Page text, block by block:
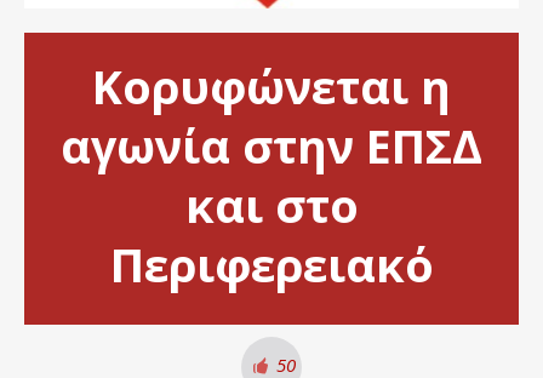
Κορυφώνεται η
αγωνία στην ΕΠΣΔ
και στο
Περιφερειακό
50